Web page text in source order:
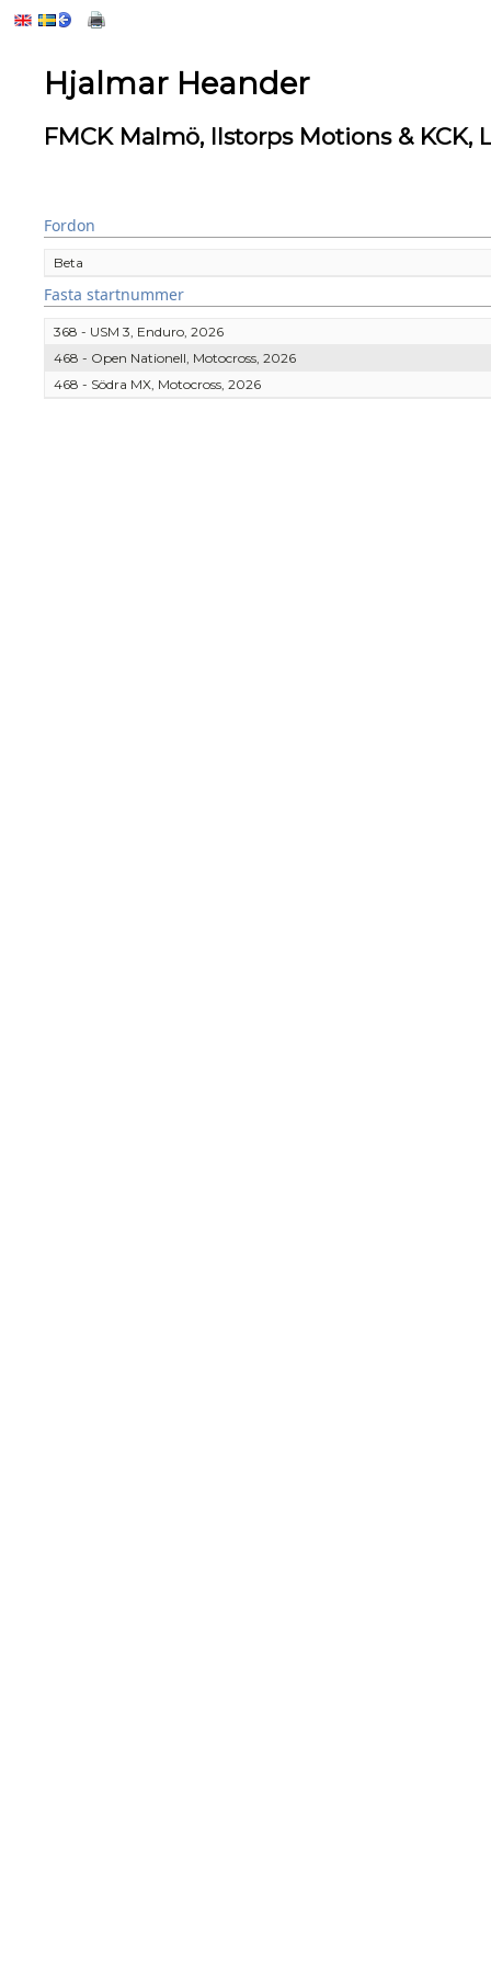
Hjalmar Heander
FMCK Malmö, Ilstorps Motions & KCK,
Fordon
Beta
Fasta startnummer
368 - USM 3, Enduro, 2026
468 - Open Nationell, Motocross, 2026
468 - Södra MX, Motocross, 2026